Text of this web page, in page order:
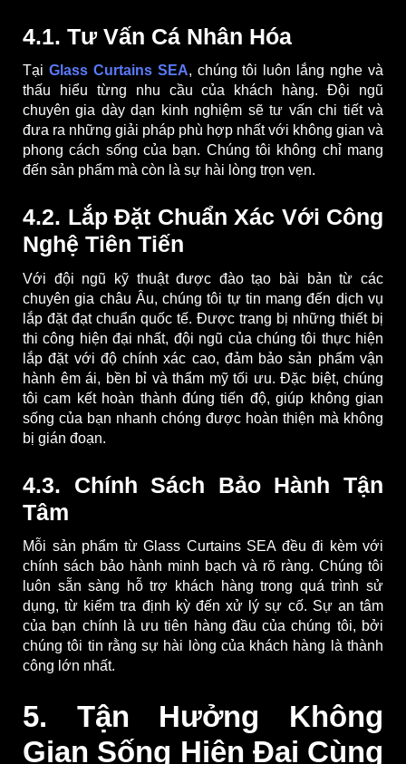
4.1. Tư Vấn Cá Nhân Hóa
Tại Glass Curtains SEA, chúng tôi luôn lắng nghe và
thấu hiểu từng nhu cầu của khách hàng. Đội ngũ
chuyên gia dày dạn kinh nghiệm sẽ tư vấn chi tiết và
đưa ra những giải pháp phù hợp nhất với không gian và
phong cách sống của bạn. Chúng tôi không chỉ mang
đến sản phẩm mà còn là sự hài lòng trọn vẹn.
4.2. Lắp Đặt Chuẩn Xác Với Công
Nghệ Tiên Tiến
Với đội ngũ kỹ thuật được đào tạo bài bản từ các
chuyên gia châu Âu, chúng tôi tự tin mang đến dịch vụ
lắp đặt đạt chuẩn quốc tế. Được trang bị những thiết bị
thi công hiện đại nhất, đội ngũ của chúng tôi thực hiện
lắp đặt với độ chính xác cao, đảm bảo sản phẩm vận
hành êm ái, bền bỉ và thẩm mỹ tối ưu. Đặc biệt, chúng
tôi cam kết hoàn thành đúng tiến độ, giúp không gian
sống của bạn nhanh chóng được hoàn thiện mà không
bị gián đoạn.
4.3. Chính Sách Bảo Hành Tận
Tâm
Mỗi sản phẩm từ Glass Curtains SEA đều đi kèm với
chính sách bảo hành minh bạch và rõ ràng. Chúng tôi
luôn sẵn sàng hỗ trợ khách hàng trong quá trình sử
dụng, từ kiểm tra định kỳ đến xử lý sự cố. Sự an tâm
của bạn chính là ưu tiên hàng đầu của chúng tôi, bởi
chúng tôi tin rằng sự hài lòng của khách hàng là thành
công lớn nhất.
5. Tận Hưởng Không
Gian Sống Hiện Đại Cùng